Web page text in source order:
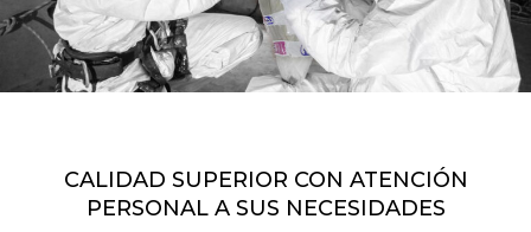
CALIDAD SUPERIOR CON ATENCIÓN
PERSONAL A SUS NECESIDADES